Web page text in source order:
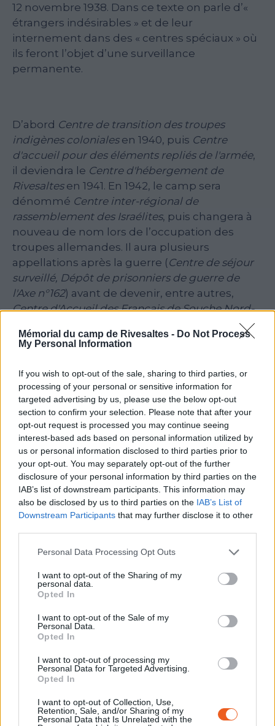
Mémorial du camp de Rivesaltes - Do Not Process
My Personal Information
If you wish to opt-out of the sale, sharing to third parties, or
processing of your personal or sensitive information for
targeted advertising by us, please use the below opt-out
section to confirm your selection. Please note that after your
opt-out request is processed you may continue seeing
interest-based ads based on personal information utilized by
us or personal information disclosed to third parties prior to
your opt-out. You may separately opt-out of the further
disclosure of your personal information by third parties on the
IAB’s list of downstream participants. This information may
also be disclosed by us to third parties on the IAB’s List of
Downstream Participants that may further disclose it to other
Personal Data Processing Opt Outs
I want to opt-out of the Sharing of my
personal data.
Opted In
I want to opt-out of the Sale of my
Personal Data.
Opted In
I want to opt-out of processing my
Personal Data for Targeted Advertising.
Opted In
I want to opt-out of Collection, Use,
Retention, Sale, and/or Sharing of my
Personal Data that Is Unrelated with the
12 novembre 1938. Dans ce texte on parle d’«
étrangers indésirables » et de leur
internement dans des « centres spéciaux » où
ils feront l’objet d’une surveillance
permanente.
D’abord Centre de transition des troupes
indigènes colonialesen 1940, puis Centre
d'accueil pour des éléments repliés de l'armée,
il deviendra le Centre d'hébergement de
Rivesaltesen 1941. En 1942, le camp sera
dénommé Centre inter-régional de
rassemblement des Israélites, puis changera à
nouveau de nom lors de l’occupation des
troupes allemandes. Il aura plusieurs
appellations après la guerre (Centre de séjour
surveillé, Dépôt de prisonniers de guerre de
l'Axe n°162) avant de devenir, entre autres,
Centre d'Accueil des Français de Souche Nord-
Le camp de Rivesaltes a donc une histoire
pénitentiaires, militaires, mais également un
village civil, un centre de formation et un
Centre de Reconduite à la Frontière. La
dénomination simplifiée retenue aujourd'hui
est celle de Camp d’internement, de
déportation et de relégation , bien que le lieu
ait également eu d’autres fonctions
d’entrainement, d’emprisonnement et de
rétention notamment.
Voir la ressource
précédente
Voir la ressource
suivante
Newsletter
Restez informé et recevez tous les mois la
programmation et les actualités du